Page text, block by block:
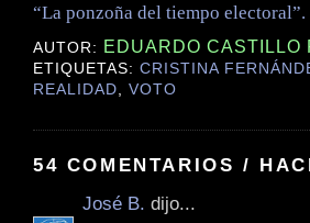
“La ponzoña del tiempo electoral”.
AUTOR: EDUARDO CASTILLO
ETIQUETAS:CRISTINA
REALIDAD,VOTO
54 COMENTARIOS /
José B. dijo...